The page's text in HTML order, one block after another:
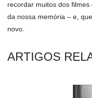
recordar muitos dos
da nossa memória – e,
novo.
ARTIGOS